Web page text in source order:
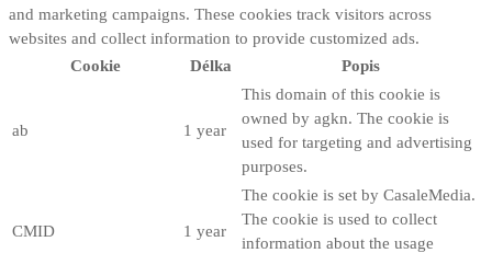
and marketing campaigns. These cookies track visitors across
websites and collect information to provide customized ads.
Cookie
Délka Popis
ab 1 year
This domain of this cookie is
owned by agkn. The cookie is
used for targeting and advertising
purposes.
CMID 1 year
The cookie is set by CasaleMedia.
The cookie is used to collect
information about the usage